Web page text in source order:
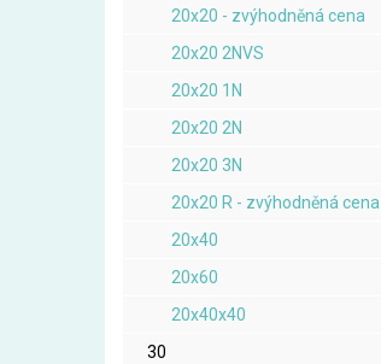
20x20 - zvýhodněná cena
20x20 2NVS
20x20 1N
20x20 2N
20x20 3N
20x20 R - zvýhodněná cena
20x40
20x60
20x40x40
30